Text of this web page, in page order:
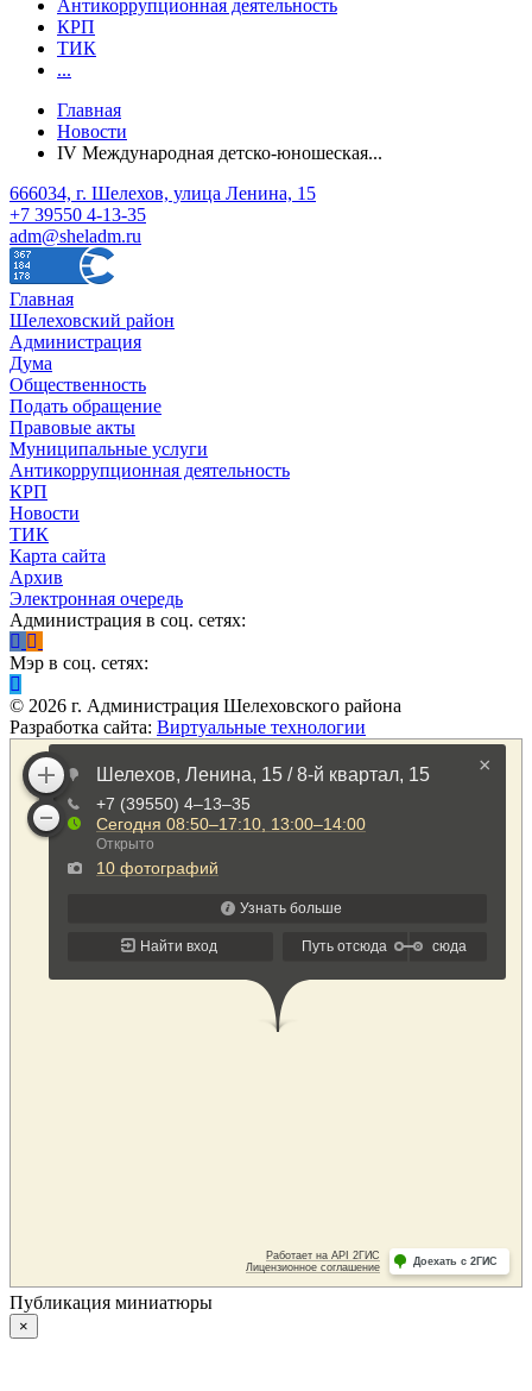
Антикоррупционная деятельность
КРП
ТИК
...
Главная
Новости
IV Международная детско-юношеская...
666034, г. Шелехов, улица Ленина, 15
+7 39550 4-13-35
adm@sheladm.ru
Главная
Шелеховский район
Администрация
Дума
Общественность
Подать обращение
Правовые акты
Муниципальные услуги
Антикоррупционная деятельность
КРП
Новости
ТИК
Карта сайта
Архив
Электронная очередь
Администрация в соц. сетях:
Мэр в соц. сетях:
© 2026 г. Администрация Шелеховского района
Разработка сайта: Виртуальные технологии
Публикация миниатюры
×